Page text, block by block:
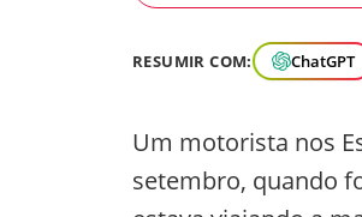
RESUMIR COM: ChatGPT
Um motorista nos
setembro, quando